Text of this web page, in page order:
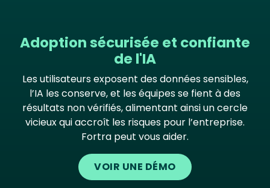
Adoption sécurisée et confiante
de l'IA
Les utilisateurs exposent des données sensibles,
l’IA les conserve, et les équipes se fient à des
résultats non vérifiés, alimentant ainsi un cercle
vicieux qui accroît les risques pour l’entreprise.
Fortra peut vous aider.
VOIR UNE DÉMO